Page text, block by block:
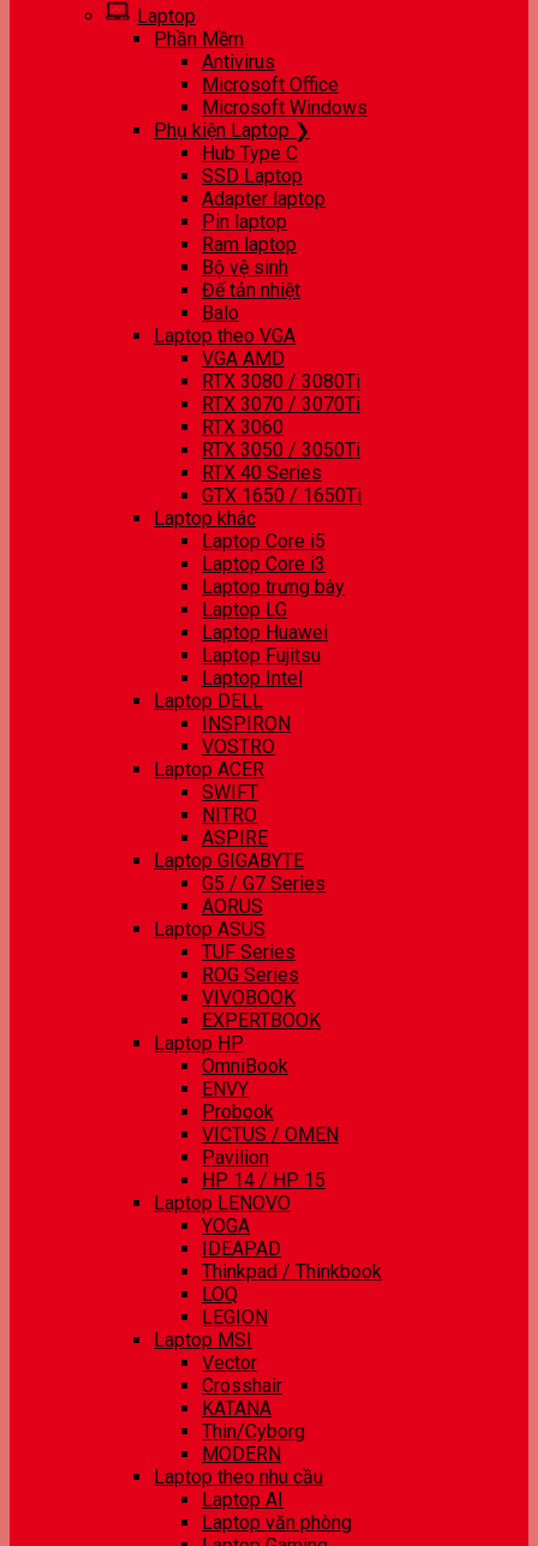
Laptop
Phần Mềm
Antivirus
Microsoft Office
Microsoft Windows
Phụ kiện Laptop ❯
Hub Type C
SSD Laptop
Adapter laptop
Pin laptop
Ram laptop
Bộ vệ sinh
Đế tản nhiệt
Balo
Laptop theo VGA
VGA AMD
RTX 3080 / 3080Ti
RTX 3070 / 3070Ti
RTX 3060
RTX 3050 / 3050Ti
RTX 40 Series
GTX 1650 / 1650Ti
Laptop khác
Laptop Core i5
Laptop Core i3
Laptop trưng bày
Laptop LG
Laptop Huawei
Laptop Fujitsu
Laptop Intel
Laptop DELL
INSPIRON
VOSTRO
Laptop ACER
SWIFT
NITRO
ASPIRE
Laptop GIGABYTE
G5 / G7 Series
AORUS
Laptop ASUS
TUF Series
ROG Series
VIVOBOOK
EXPERTBOOK
Laptop HP
OmniBook
ENVY
Probook
VICTUS / OMEN
Pavilion
HP 14 / HP 15
Laptop LENOVO
YOGA
IDEAPAD
Thinkpad / Thinkbook
LOQ
LEGION
Laptop MSI
Vector
Crosshair
KATANA
Thin/Cyborg
MODERN
Laptop theo nhu cầu
Laptop AI
Laptop văn phòng